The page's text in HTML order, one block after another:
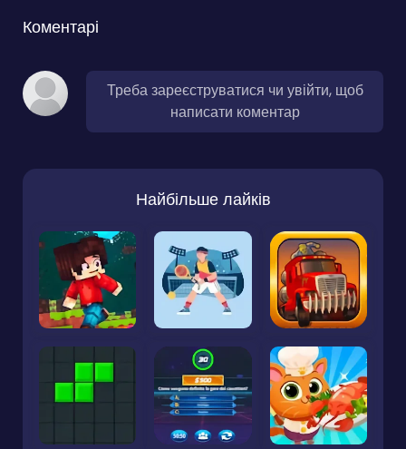
Коментарі
Треба зареєструватися чи увійти, щоб
написати коментар
Найбільше лайків